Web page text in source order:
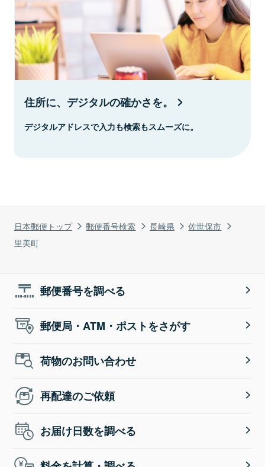
日本郵便トップ 郵便番号検索 長崎県
佐世保市
里美町
住所に、デジタルの確かさを。
デジタルアドレスで入力も検索もスムーズに。
郵便番号を調べる
郵便局・ATM・ポストをさがす
荷物のお問い合わせ
再配達のご依頼
お届け日数を調べる